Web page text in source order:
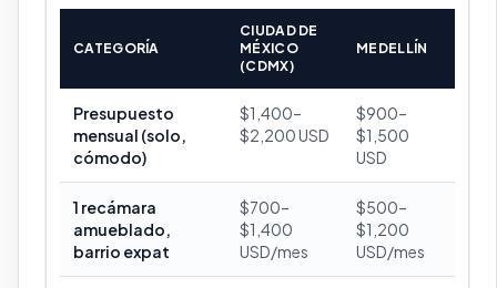
CATEGORÍA
CIUDAD DE
MÉXICO
(CDMX)
MEDELLÍN
Presupuesto
mensual (solo,
cómodo)
$1,400–
$2,200 USD
$900–
$1,500
USD
1 recámara
amueblado,
barrio expat
$700–
$1,400
USD/mes
$500–
$1,200
USD/mes